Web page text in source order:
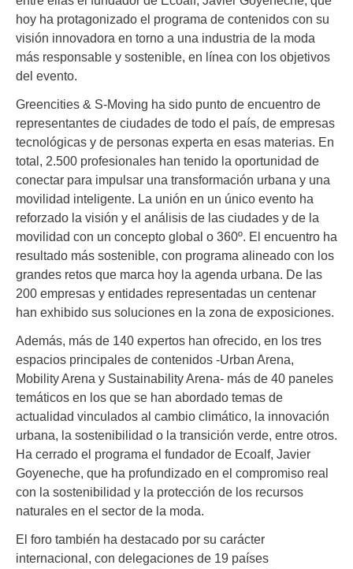
hoy ha protagonizado el programa de contenidos con su
visión innovadora en torno a una industria de la moda
más responsable y sostenible, en línea con los objetivos
del evento.
Greencities & S-Moving ha sido punto de encuentro de
representantes de ciudades de todo el país, de empresas
tecnológicas y de personas experta en esas materias. En
total, 2.500 profesionales han tenido la oportunidad de
conectar para impulsar una transformación urbana y una
movilidad inteligente. La unión en un único evento ha
reforzado la visión y el análisis de las ciudades y de la
movilidad con un concepto global o 360º. El encuentro ha
resultado más sostenible, con programa alineado con los
grandes retos que marca hoy la agenda urbana. De las
200 empresas y entidades representadas un centenar
han exhibido sus soluciones en la zona de exposiciones.
Además, más de 140 expertos han ofrecido, en los tres
espacios principales de contenidos -Urban Arena,
Mobility Arena y Sustainability Arena- más de 40 paneles
temáticos en los que se han abordado temas de
actualidad vinculados al cambio climático, la innovación
urbana, la sostenibilidad o la transición verde, entre otros.
Ha cerrado el programa el fundador de Ecoalf, Javier
Goyeneche, que ha profundizado en el compromiso real
con la sostenibilidad y la protección de los recursos
naturales en el sector de la moda.
El foro también ha destacado por su carácter
internacional, con delegaciones de 19 países